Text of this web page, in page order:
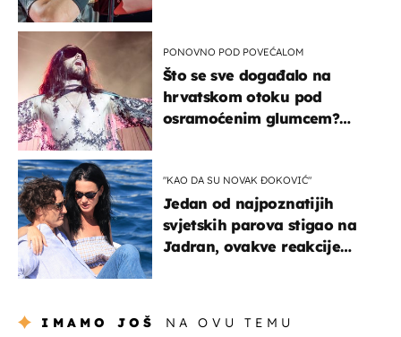
PONOVNO POD POVEĆALOM
Što se sve događalo na
hrvatskom otoku pod
osramoćenim glumcem?
"KAO DA SU NOVAK ĐOKOVIĆ"
Jedan od najpoznatijih
svjetskih parova stigao na
Jadran, ovakve reakcije
IMAMO JOŠ NA OVU TEMU